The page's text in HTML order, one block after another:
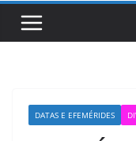
DATAS E EFEMÉRIDES